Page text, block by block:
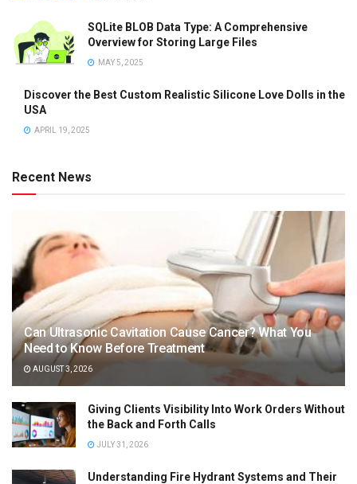
SQLite BLOB Data Type: A Comprehensive
Overview for Storing Large Files
MAY 5, 2025
Discover the Best Custom Realistic Silicone Love Dolls in the
USA
APRIL 19, 2025
Recent News
Can Ultrasonic Cavitation Cause Cancer? What You
Need to Know Before Treatment
AUGUST 3, 2026
Giving Clients Visibility Into Work Orders Without
the Back and Forth Calls
JULY 31, 2026
Understanding Fire Hydrant Systems and Their